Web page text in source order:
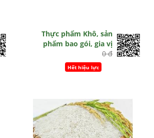
Thực phẩm Khô, sản
phẩm bao gói, gia vị
0 đ
Hết hiệu lực